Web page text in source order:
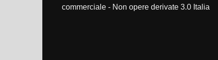
commerciale - Non opere derivate 3.0 Italia